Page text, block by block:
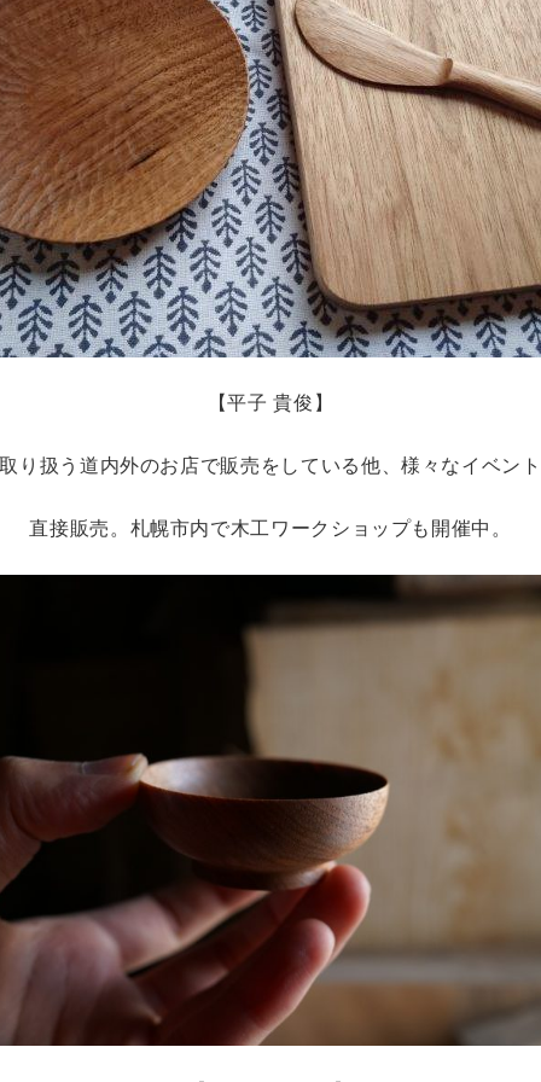
【平子 貴俊】
り扱う道内外のお店で販売をしている他、様々なイベン
直接販売。札幌市内で木工ワークショップも開催中。